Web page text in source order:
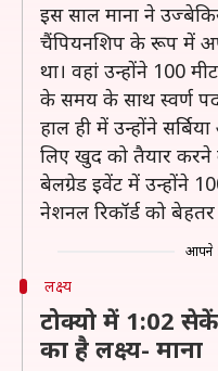
इस साल माना ने
चैंपियनशिप के रूप में
था। वहां उन्होंने 100
के समय के साथ स्वर्ण
हाल ही में उन्होंने
लिए खुद को तैयार करने
बेलग्रेड इवेंट में उन्होंने
नेशनल रिकॉर्ड को बेहतर
आपने
लक्ष्य
टोक्यो में 1:02
का है लक्ष्य- माना